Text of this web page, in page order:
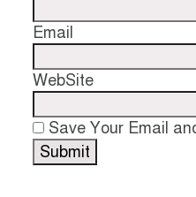
Email
WebSite
Save Your Email